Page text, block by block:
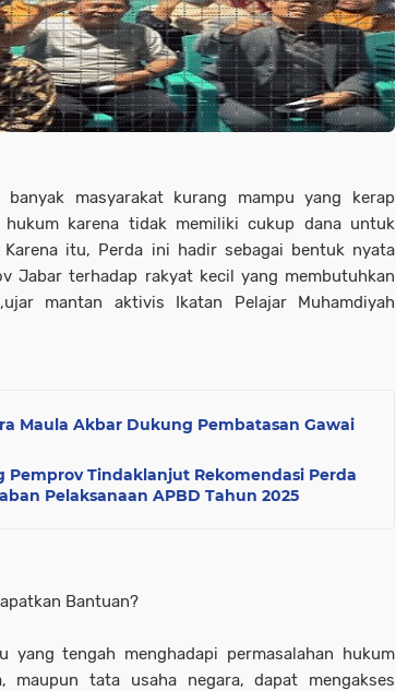
masyarakat kurang mampu yang kerap
hukum karena tidak memiliki cukup dana untuk
Karena itu, Perda ini hadir sebagai bentuk nyata
Jabar terhadap rakyat kecil yang membutuhkan
mantan aktivis Ikatan Pelajar Muhamdiyah
Maula Akbar Dukung Pembatasan Gawai
Pemprov Tindaklanjut Rekomendasi Perda
Pelaksanaan APBD Tahun 2025
Bantuan?
yang tengah menghadapi permasalahan hukum
maupun tata usaha negara, dapat mengakses